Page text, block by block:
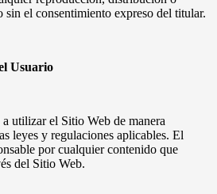
el consentimiento expreso del titular.
Usuario
utilizar el Sitio Web de manera
leyes y regulaciones aplicables. El
por cualquier contenido que
del Sitio Web.